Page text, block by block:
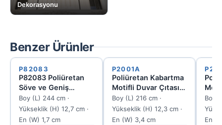
Dekorasyonu
Benzer Ürünler
P82083
P82083 Poliüretan
Söve ve Geniş
Desenli Kat Silmesi
Boy (L) 244 cm ·
Yükseklik (H) 12,7 cm ·
En (W) 1,7 cm
P2001A
Poliüretan Kabartma
Motifli Duvar Çıtası
ve Söve Profili
12.3x3.4 cm
Boy (L) 216 cm ·
Yükseklik (H) 12,3 cm ·
En (W) 3,4 cm
Boy
En